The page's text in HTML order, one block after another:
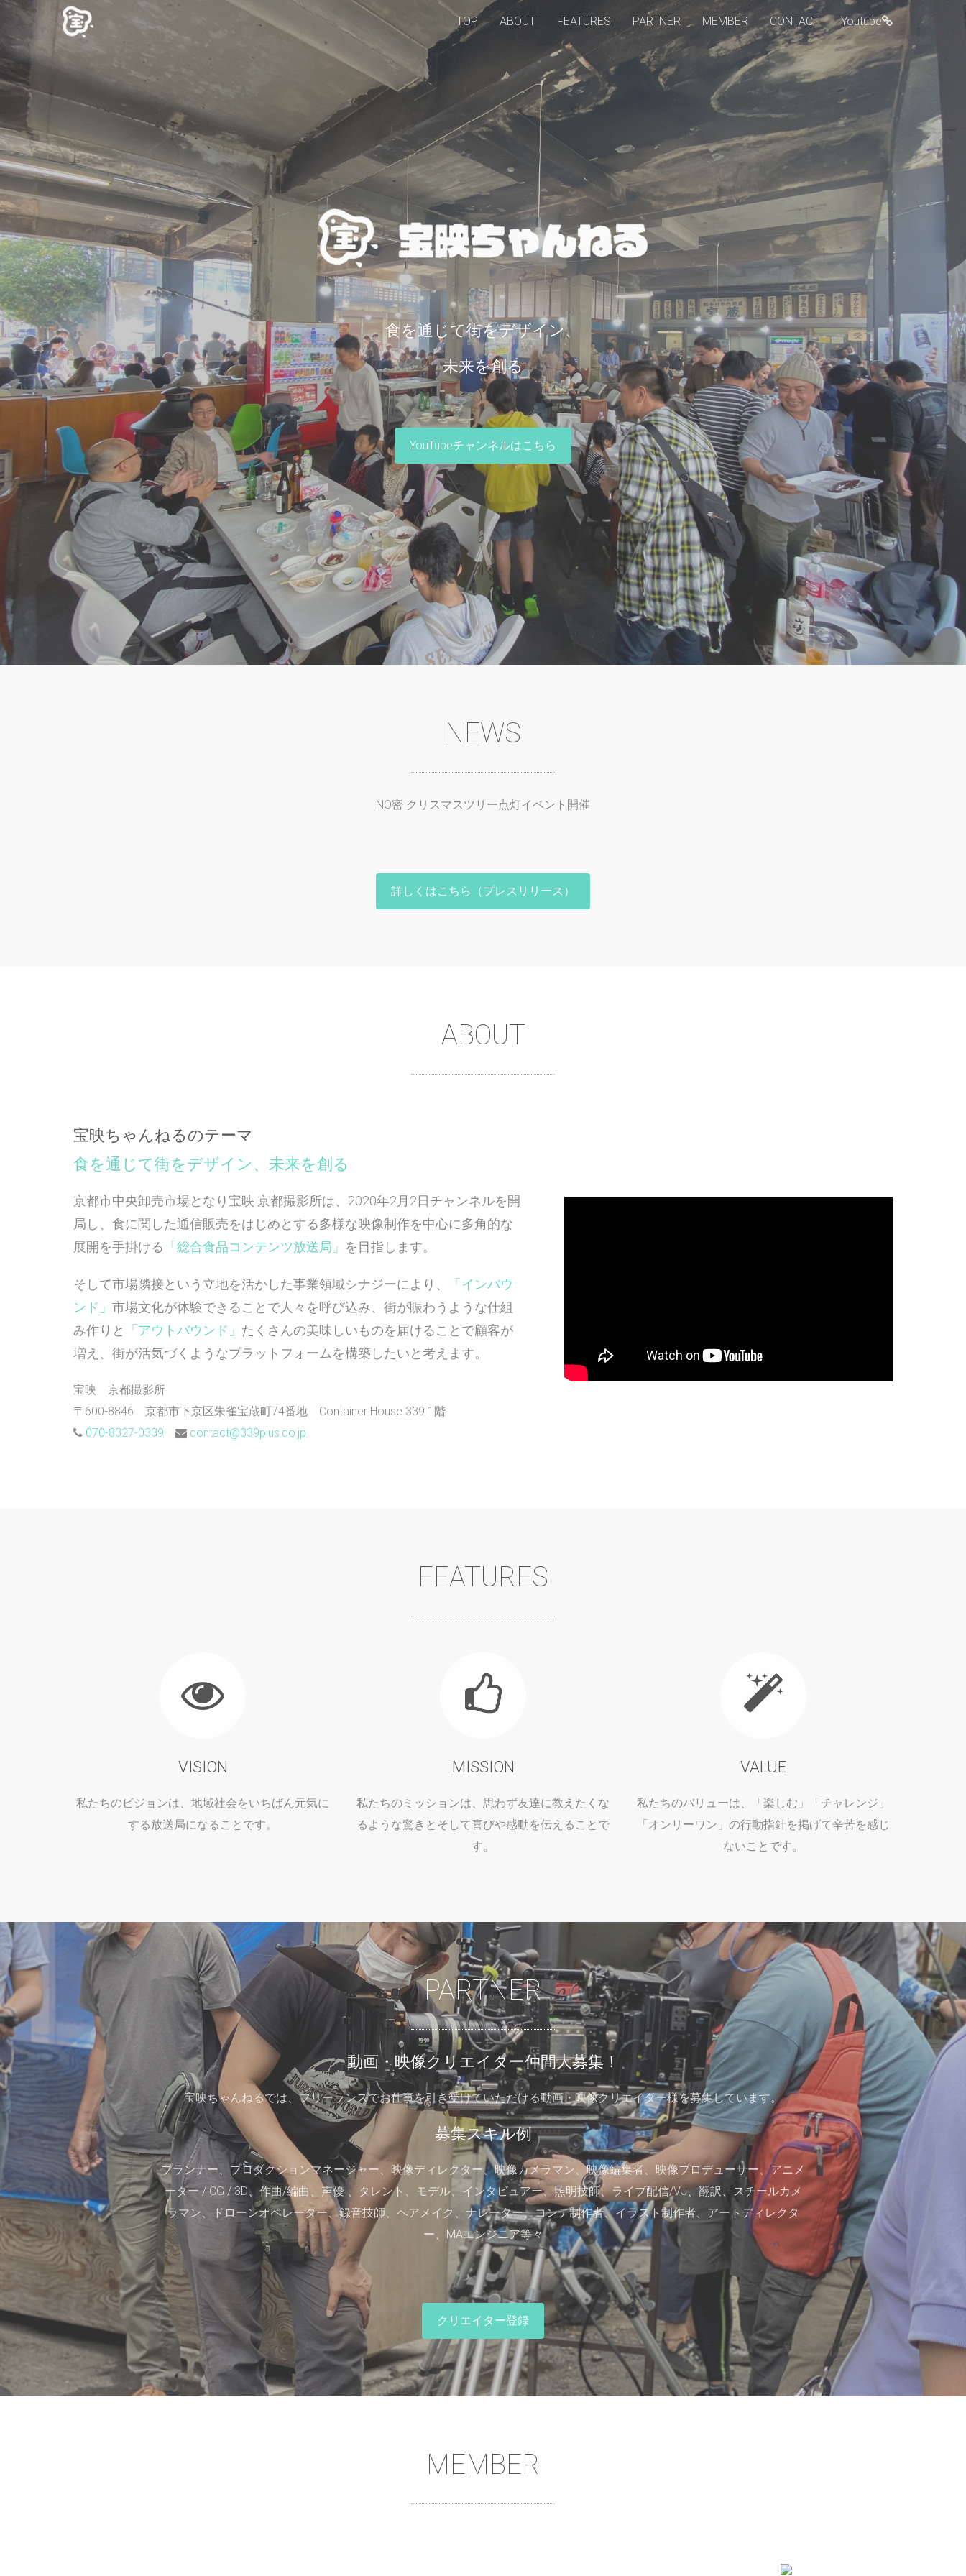
TOP ABOUT FEATURES PARTNER MEMBER CONTACT Youtube
食を通じて街をデザイン、
未来を創る
YouTubeチャンネルはこちら
NEWS
NO密 クリスマスツリー点灯イベント開催
詳しくはこちら（プレスリリース）
ABOUT
宝映ちゃんねるのテーマ
食を通じて街をデザイン、未来を創る
京都市中央卸売市場となり宝映 京都撮影所は、2020年2月2日チャンネルを開
局し、食に関した通信販売をはじめとする多様な映像制作を中心に多角的な
展開を手掛ける 「総合食品コンテンツ放送局」 を目指します。
そして市場隣接という立地を活かした事業領域シナジーにより、
「インバウ
ンド」 市場文化が体験できることで人々を呼び込み、街が賑わうような仕組
み作りと
「アウトバウンド」 たくさんの美味しいものを届けることで顧客が
増え、街が活気づくようなプラットフォームを構築したいと考えます。
宝映 京都撮影所
〒600-8846 京都市下京区朱雀宝蔵町74番地 Container House 339 1階
070-8327-0339
contact@339plus.co.jp
FEATURES
VISION
私たちのビジョンは、地域社会をいちばん元気に
する放送局になることです。
MISSION
私たちのミッションは、思わず友達に教えたくな
るような驚きとそして喜びや感動を伝えることで
す。
VALUE
私たちのバリューは、「楽しむ」「チャレンジ」
「オンリーワン」の行動指針を掲げて辛苦を感じ
ないことです。
PARTNER
動画・映像クリエイター仲間大募集！
宝映ちゃんねるでは、フリーランスでお仕事を引き受けていただける動画・映像クリエイター様を募集しています。
募集スキル例
プランナー、プロダクションマネージャー、映像ディレクター、映像カメラマン、映像編集者、映像プロデューサー、アニメ
ーター / CG / 3D、作曲/編曲、声優 、タレント、モデル、インタビュアー、照明技師、ライブ配信/VJ、翻訳、スチールカメ
ラマン、ドローンオペレーター、録音技師、ヘアメイク、ナレーター、コンテ制作者、イラスト制作者、アートディレクタ
ー、MAエンジニア等々
クリエイター登録
MEMBER